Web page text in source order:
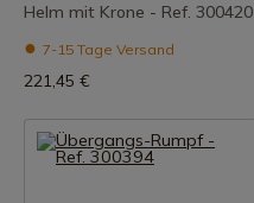
Helm mit Krone - Ref. 300420
7-15 Tage Versand
221,45 €